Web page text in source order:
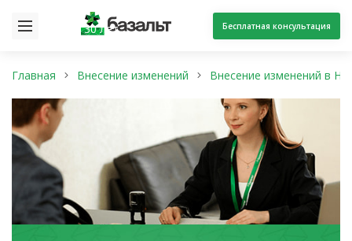
30 лет Бесплатная консультация
Главная Внесение изменений Внесение изменений в